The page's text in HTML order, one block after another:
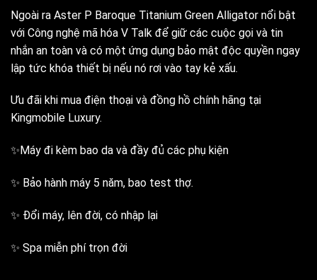
Ngoài ra Aster P Baroque Titanium Green Alligator nổi bật
với Công nghệ mã hóa V Talk để giữ các cuộc gọi và tin
nhắn an toàn và có một ứng dụng bảo mật độc quyền ngay
lập tức khóa thiết bị nếu nó rơi vào tay kẻ xấu.
Ưu đãi khi mua điện thoại và đồng hồ chính hãng tại
Kingmobile Luxury.
✨Máy đi kèm bao da và đầy đủ các phụ kiện
✨ Bảo hành máy 5 năm, bao test thợ.
✨ Đổi máy, lên đời, có nhập lại
✨ Spa miễn phí trọn đời